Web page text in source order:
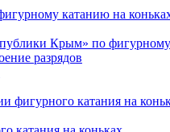
катанию на
Крым» по
разрядов
фигурного катания на